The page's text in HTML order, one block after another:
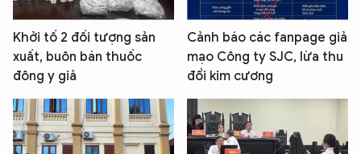
Khởi tố 2 đối tượng sản
xuất, buôn bán thuốc
đông y giả
Cảnh báo các fanpage giả
mạo Công ty SJC, lừa thu
đổi kim cương